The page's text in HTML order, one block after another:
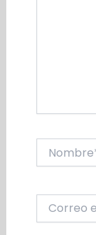
electrónico*